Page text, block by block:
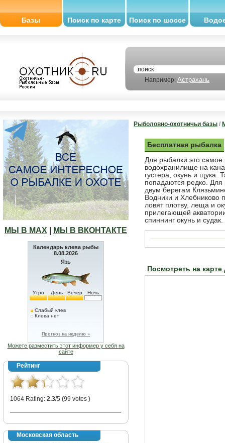
Базы Поиск по карте Поиск по шоссе
Например: Астрахань
МЫ В МАХ МЫ В ВКОНТАКТЕ
Календарь клева рыбы
8.08.2026
Язь
Утро День Вечер Ночь
Слабый клев
Клева нет
Прогноз на неделю »
Можете разместить этот информер у себя на
сайте
Рейтинг
1064 Rating: 2.3/5 (99 votes )
Московская область
Рыболовно-охотничьи базы /
Бесплатная рыбалка
Для рыбалки это самое
водохранилище на
густера, окунь и щука.
попадаются редко. Для
двум берегам
Водники и Хлебниково
ловят плотву, леща и
прилегающей
спиннинг окунь и
Посмотреть на